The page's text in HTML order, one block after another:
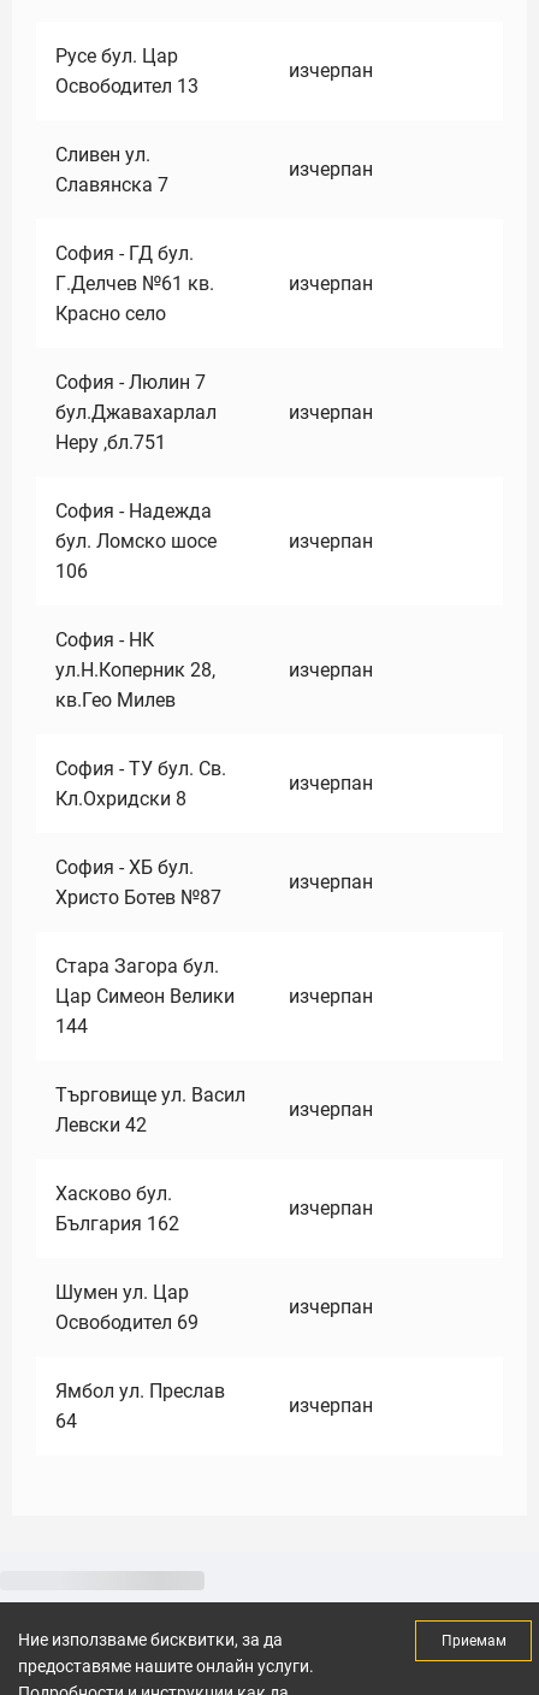
Русе бул. Цар
Освободител 13
изчерпан
Сливен ул.
Славянска 7
изчерпан
София - ГД бул.
Г.Делчев №61 кв.
Красно село
изчерпан
София - Люлин 7
бул.Джавахарлал
Неру ,бл.751
изчерпан
София - Надежда
бул. Ломско шосе
106
изчерпан
София - НК
ул.Н.Коперник 28,
кв.Гео Милев
изчерпан
София - ТУ бул. Св.
Кл.Охридски 8
изчерпан
София - ХБ бул.
Христо Ботев №87
изчерпан
Стара Загора бул.
Цар Симеон Велики
144
изчерпан
Търговище ул. Васил
Левски 42
изчерпан
Хасково бул.
България 162
изчерпан
Шумен ул. Цар
Освободител 69
изчерпан
Ямбол ул. Преслав
64
изчерпан
Ние използваме бисквитки, за да
предоставяме нашите онлайн услуги.
Приемам